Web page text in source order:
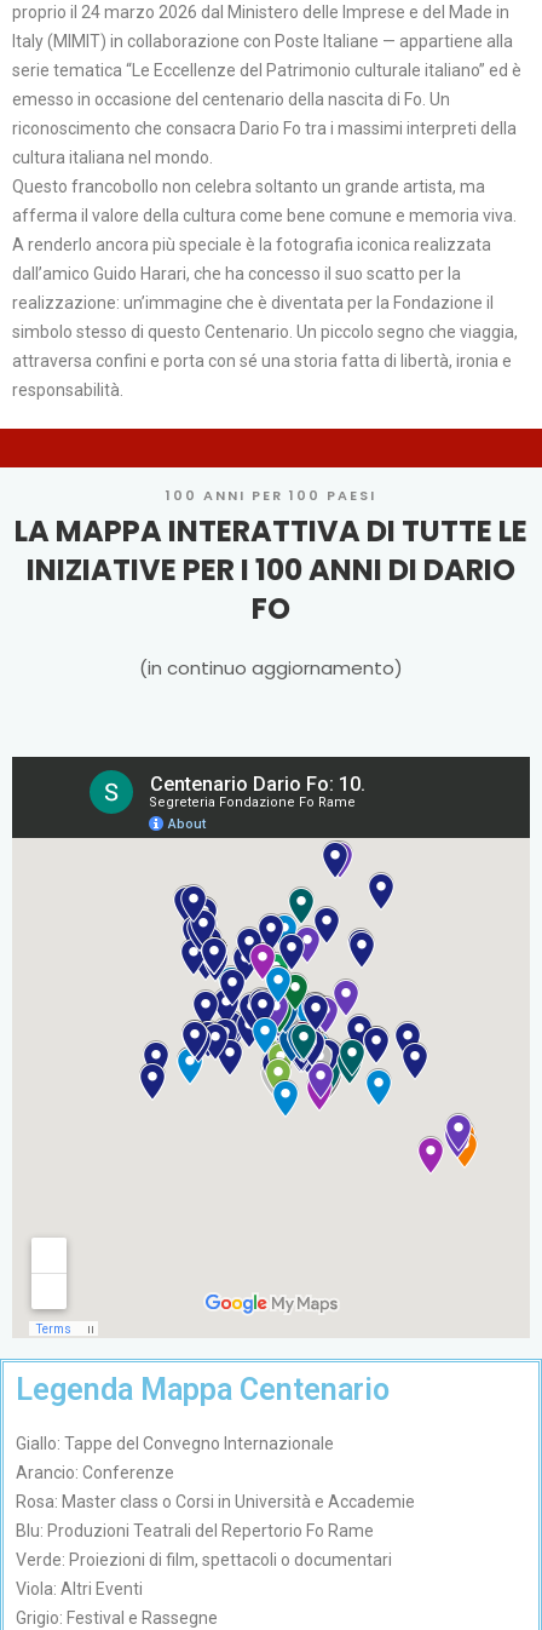
proprio il 24 marzo 2026 dal Ministero delle Imprese e del Made in
Italy (MIMIT) in collaborazione con Poste Italiane — appartiene alla
serie tematica “Le Eccellenze del Patrimonio culturale italiano” ed è
emesso in occasione del centenario della nascita di Fo. Un
riconoscimento che consacra Dario Fo tra i massimi interpreti della
cultura italiana nel mondo.
Questo francobollo non celebra soltanto un grande artista, ma
afferma il valore della cultura come bene comune e memoria viva.
A renderlo ancora più speciale è la fotografia iconica realizzata
dall’amico Guido Harari, che ha concesso il suo scatto per la
realizzazione: un’immagine che è diventata per la Fondazione il
simbolo stesso di questo Centenario. Un piccolo segno che viaggia,
attraversa confini e porta con sé una storia fatta di libertà, ironia e
responsabilità.
100 ANNI PER 100 PAESI
LA MAPPA INTERATTIVA DI TUTTE LE
INIZIATIVE PER I 100 ANNI DI DARIO
FO
(in continuo aggiornamento)
Legenda Mappa Centenario
Giallo: Tappe del Convegno Internazionale
Arancio: Conferenze
Rosa: Master class o Corsi in Università e Accademie
Blu: Produzioni Teatrali del Repertorio Fo Rame
Verde: Proiezioni di film, spettacoli o documentari
Viola: Altri Eventi
Grigio: Festival e Rassegne